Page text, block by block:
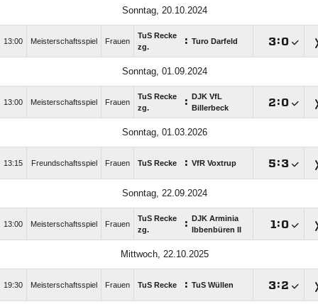
Sonntag, 20.10.2024
13:00 Meisterschaftsspiel Frauen
TuS Recke
zg.
: Turo Darfeld :
Sonntag, 01.09.2024
13:00 Meisterschaftsspiel Frauen
TuS Recke
zg.
:
DJK VfL
Billerbeck
:
Sonntag, 01.03.2026
13:15 Freundschaftsspiel Frauen TuS Recke : VfR Voxtrup :
Sonntag, 22.09.2024
13:00 Meisterschaftsspiel Frauen
TuS Recke
zg.
:
DJK Arminia
Ibbenbüren II
:
Mittwoch, 22.10.2025
19:30 Meisterschaftsspiel Frauen TuS Recke : TuS Wüllen :